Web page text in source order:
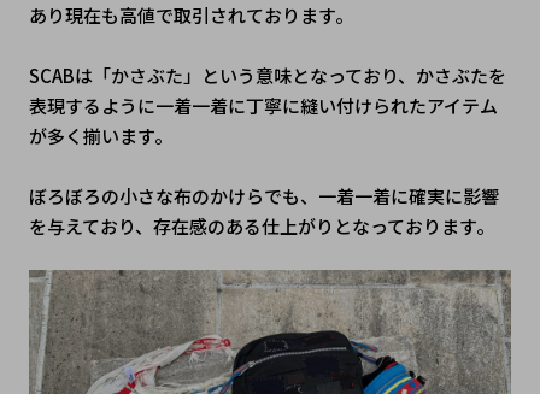
あり現在も高値で取引されております。
SCABは「かさぶた」という意味となっており、かさぶたを
表現するように一着一着に丁寧に縫い付けられたアイテム
が多く揃います。
ぼろぼろの小さな布のかけらでも、一着一着に確実に影響
を与えており、存在感のある仕上がりとなっております。